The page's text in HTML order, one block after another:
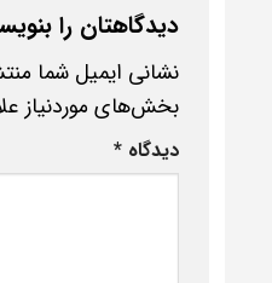
دیدگاهتان را
نشانی ایمیل شما
بخش‌های موردنیاز
دیدگاه *